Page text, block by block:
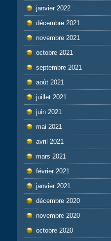
janvier 2022
décembre 2021
novembre 2021
octobre 2021
septembre 2021
août 2021
juillet 2021
juin 2021
mai 2021
avril 2021
mars 2021
février 2021
janvier 2021
décembre 2020
novembre 2020
octobre 2020